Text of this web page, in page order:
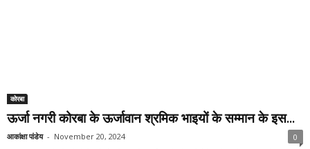
कोरबा
ऊर्जा नगरी कोरबा के ऊर्जावान श्रमिक भाइयों के सम्मान के इस...
आकांक्षा पांडेय - November 20, 2024 0